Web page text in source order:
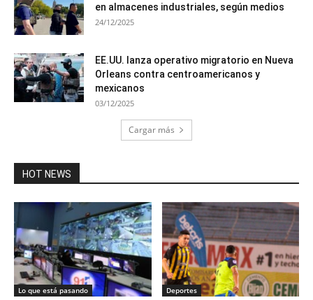
en almacenes industriales, según medios
24/12/2025
EE.UU. lanza operativo migratorio en Nueva
Orleans contra centroamericanos y
mexicanos
03/12/2025
Cargar más
HOT NEWS
Lo que está pasando Deportes